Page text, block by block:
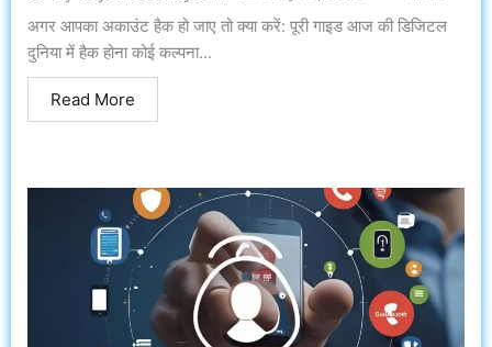
अगर आपका अकाउंट हैक हो जाए तो क्या करें: पूरी गाइड आज की डिजिटल
दुनिया में हैक होना कोई कल्पना...
Read More